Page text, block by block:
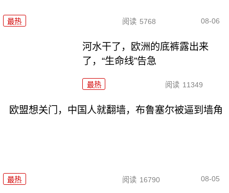
最热 阅读 5768 08-06
河水干了，欧洲的底裤露出来
了，“生命线”告急
最热 阅读 11349
欧盟想关门，中国人就翻墙，布鲁塞尔被逼到墙角
最热 阅读 16790 08-05